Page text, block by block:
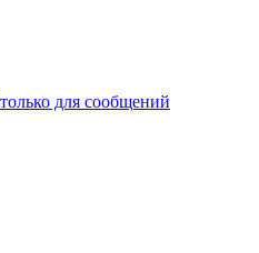
только для сообщений